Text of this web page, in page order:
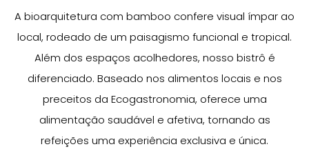
A bioarquitetura com bamboo confere visual ímpar ao
local, rodeado de um paisagismo funcional e tropical.
Além dos espaços acolhedores, nosso bistrô é
diferenciado. Baseado nos alimentos locais e nos
preceitos da Ecogastronomia, oferece uma
alimentação saudável e afetiva, tornando as
refeições uma experiência exclusiva e única.